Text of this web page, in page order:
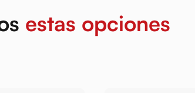
estas opciones